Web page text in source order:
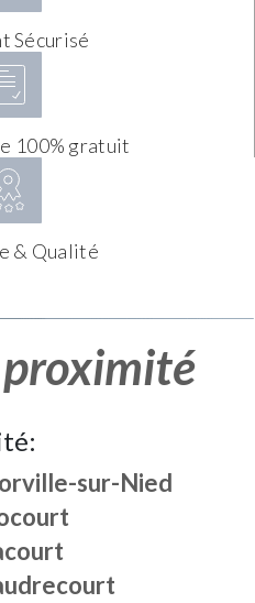
Sécurisé
100% gratuit
& Qualité
proximité
sur-Nied